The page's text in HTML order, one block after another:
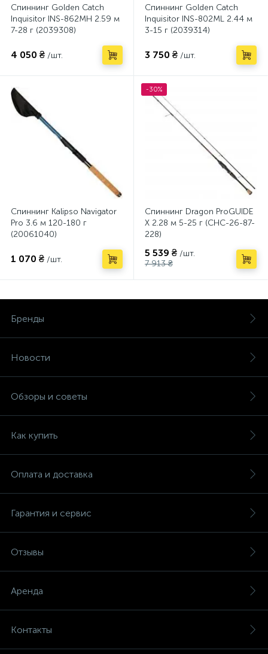
Спиннинг Golden Catch
Inquisitor INS-862MH 2.59 м
7-28 г (2039308)
4 050 ₴ /шт.
Спиннинг Golden Catch
Inquisitor INS-802ML 2.44 м
3-15 г (2039314)
3 750 ₴ /шт.
Спиннинг Kalipso Navigator
Pro 3.6 м 120-180 г
(20061040)
1 070 ₴ /шт.
-30%
Спиннинг Dragon ProGUIDE
X 2.28 м 5-25 г (CHC-26-87-
228)
5 539 ₴ /шт.
7 913 ₴
Бренды
Новости
Обзоры и советы
Как купить
Оплата и доставка
Гарантия и сервис
Отзывы
Аренда
Контакты